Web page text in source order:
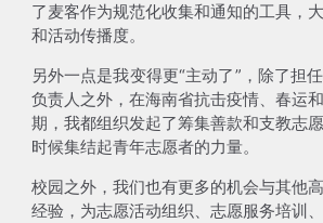
了麦客作为规范化收集和通知的工具，
和活动传播度。
另外一点是我变得更“主动了”，除了担任
负责人之外，在海南省抗击疫情、春运
期，我都组织发起了筹集善款和支教志
时候集结起青年志愿者的力量。
校园之外，我们也有更多的机会与其他
经验， 为志愿活动组织、志愿服务培训